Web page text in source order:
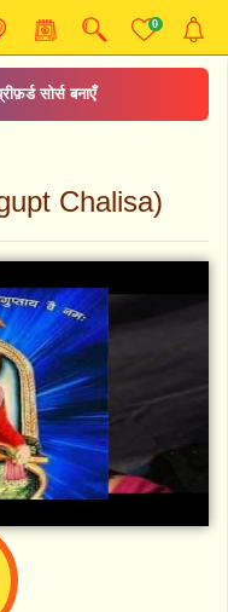
0
सोर्स बनाएँ
Chalisa)